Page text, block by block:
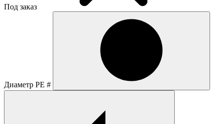
Под заказ
Диаметр PE #